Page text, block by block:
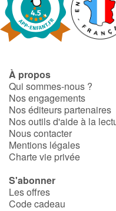
Catalogue anglais
Contraste +
Aide
Accueil
Écoles
À propos
Qui sommes-nous ?
Nos engagements
Nos éditeurs partenaires
Nos outils d'aide à la
Nous contacter
Mentions légales
Charte vie privée
S'abonner
Les offres
Code cadeau